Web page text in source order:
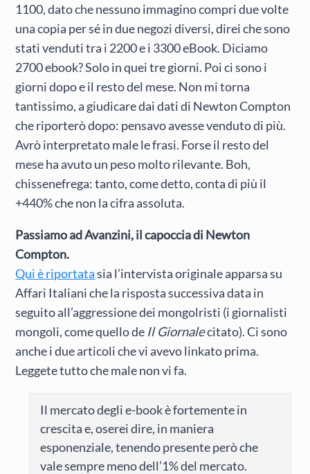
1100, dato che nessuno immagino compri due volte
una copia per sé in due negozi diversi, direi che sono
stati venduti tra i 2200 e i 3300 eBook. Diciamo
2700 ebook? Solo in quei tre giorni. Poi ci sono i
giorni dopo e il resto del mese. Non mi torna
tantissimo, a giudicare dai dati di Newton Compton
che riporterò dopo: pensavo avesse venduto di più.
Avrò interpretato male le frasi. Forse il resto del
mese ha avuto un peso molto rilevante. Boh,
chissenefrega: tanto, come detto, conta di più il
+440% che non la cifra assoluta.
Passiamo ad Avanzini, il capoccia di Newton
Compton.
Qui è riportatasia l’intervista originale apparsa su
Affari Italiani che la risposta successiva data in
seguito all’aggressione dei mongolristi (i giornalisti
mongoli, come quello de Il Giornalecitato). Ci sono
anche i due articoli che vi avevo linkato prima.
Leggete tutto che male non vi fa.
Il mercato degli e-book è fortemente in
crescita e, oserei dire, in maniera
esponenziale, tenendo presente però che
vale sempre meno dell’1% del mercato.